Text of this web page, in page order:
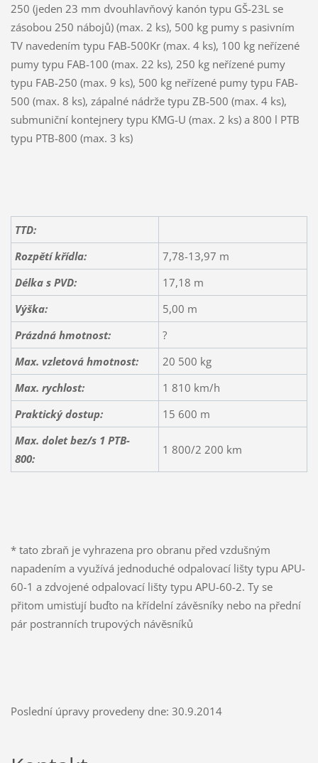
250 (jeden 23 mm dvouhlavňový kanón typu GŠ-23L se
zásobou 250 nábojů) (max. 2 ks), 500 kg pumy s pasivním
TV navedením typu FAB-500Kr (max. 4 ks), 100 kg neřízené
pumy typu FAB-100 (max. 22 ks), 250 kg neřízené pumy
typu FAB-250 (max. 9 ks), 500 kg neřízené pumy typu FAB-
500 (max. 8 ks), zápalné nádrže typu ZB-500 (max. 4 ks),
submuniční kontejnery typu KMG-U (max. 2 ks) a 800 l PTB
typu PTB-800 (max. 3 ks)
TTD:
Rozpětí křídla:
7,78-13,97 m
Délka s PVD:
17,18 m
Výška:
5,00 m
Prázdná hmotnost:
?
Max. vzletová hmotnost:
20 500 kg
Max. rychlost:
1 810 km/h
Praktický dostup:
15 600 m
Max. dolet bez/s 1 PTB-
800:
1 800/2 200 km
* tato zbraň je vyhrazena pro obranu před vzdušným
napadením a využívá jednoduché odpalovací lišty typu APU-
60-1 a zdvojené odpalovací lišty typu APU-60-2. Ty se
přitom umisťují buďto na křídelní závěsníky nebo na přední
pár postranních trupových návěsníků
Poslední úpravy provedeny dne: 30.9.2014